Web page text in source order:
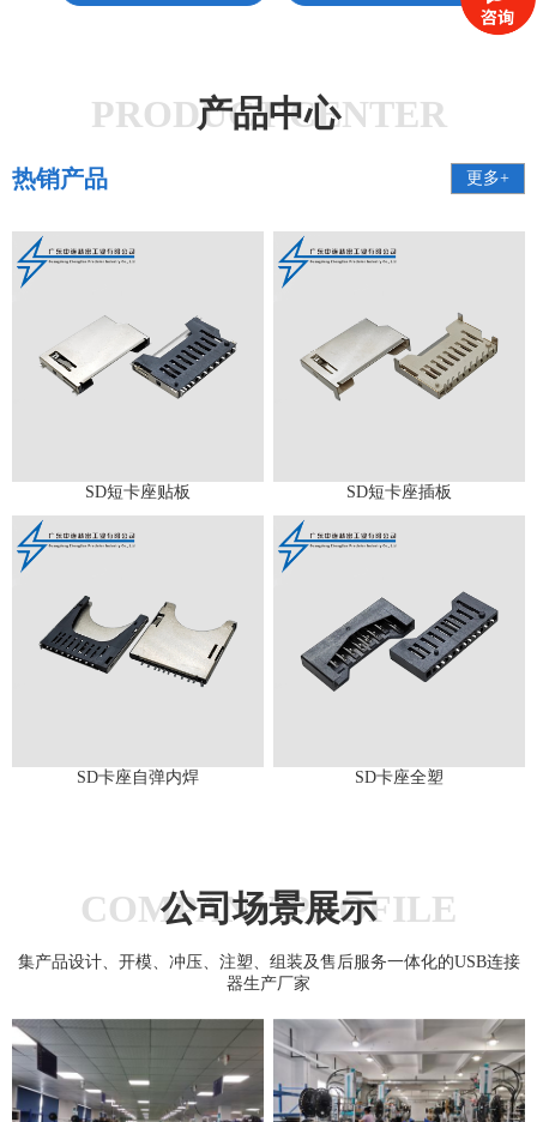
PRODUCT CENTER
产品中心
热销产品 更多+
SD短卡座贴板 SD短卡座插板
SD卡座自弹内焊 SD卡座全塑
COMPANY PROFILE
公司场景展示
集产品设计、开模、冲压、注塑、组装及售后服务一体化的USB连接
器生产厂家